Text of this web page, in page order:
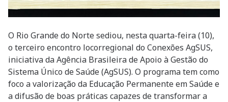
O Rio Grande do Norte sediou, nesta quarta-feira (10),
o terceiro encontro locorregional do Conexões AgSUS,
iniciativa da Agência Brasileira de Apoio à Gestão do
Sistema Único de Saúde (AgSUS). O programa tem como
foco a valorização da Educação Permanente em Saúde e
a difusão de boas práticas capazes de transformar a